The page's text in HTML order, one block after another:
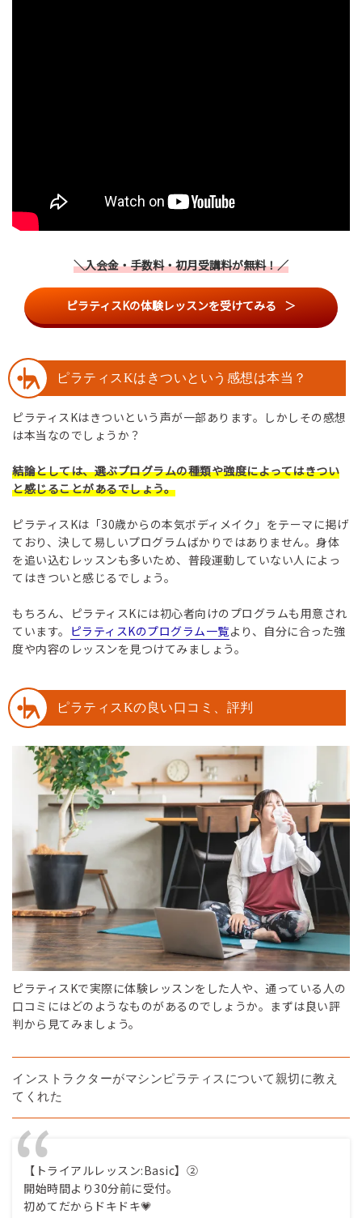
＼入会金・手数料・初月受講料が無料！／
ピラティスKの体験レッスンを受けてみる
ピラティスKはきついという感想は本当？
ピラティスKはきついという声が一部あります。しかしその感想
は本当なのでしょうか？
結論としては、選ぶプログラムの種類や強度によってはきつい
と感じることがあるでしょう。
ピラティスKは「30歳からの本気ボディメイク」をテーマに掲げ
ており、決して易しいプログラムばかりではありません。身体
を追い込むレッスンも多いため、普段運動していない人によっ
てはきついと感じるでしょう。
もちろん、ピラティスKには初心者向けのプログラムも用意され
ています。 ピラティスKのプログラム一覧より、自分に合った強
度や内容のレッスンを見つけてみましょう。
ピラティスKの良い口コミ、評判
ピラティスKで実際に体験レッスンをした人や、通っている人の
口コミにはどのようなものがあるのでしょうか。まずは良い評
判から見てみましょう。
インストラクターがマシンピラティスについて親切に教え
てくれた
【トライアルレッスン:Basic】②
開始時間より30分前に受付。
初めてだからドキドキ💗